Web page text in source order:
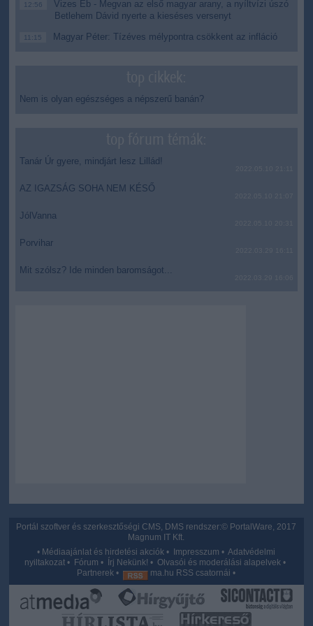
12:56
Vizes Eb - Megvan az első magyar arany, a nyíltvízi úszó
Betlehem Dávid nyerte a kieséses versenyt
11:15 Magyar Péter: Tízéves mélypontra csökkent az infláció
Nem is olyan egészséges a népszerű banán?
Tanár Úr gyere, mindjárt lesz Lillád!
AZ IGAZSÁG SOHA NEM KÉSŐ
JólVanna
Porvihar
Mit szólsz? Ide minden baromságot...
Portál szoftver és szerkesztőségi CMS, DMS rendszer:© PortalWare, 2017
Magnum IT Kft.
• Médiaajánlat és hirdetési akciók • Impresszum •Adatvédelmi
nyiltakozat • Fórum • Írj Nekünk! •Olvasói és moderálási alapelvek •
Partnerek • ma.hu RSS csatornái •